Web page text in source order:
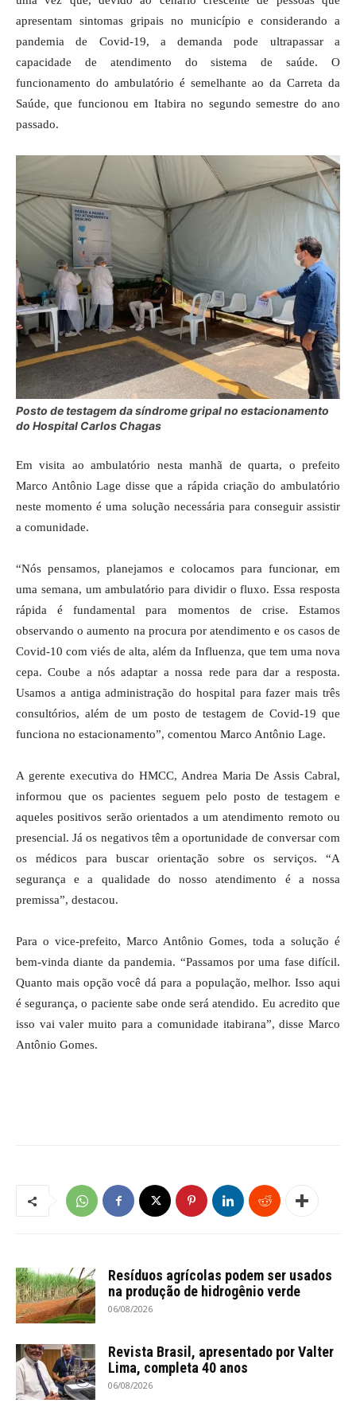
apresentam sintomas gripais no município e considerando a
pandemia de Covid-19, a demanda pode ultrapassar a
capacidade de atendimento do sistema de saúde. O
funcionamento do ambulatório é semelhante ao da Carreta da
Saúde, que funcionou em Itabira no segundo semestre do ano
passado.
Posto de testagem da síndrome gripal no estacionamento
do Hospital Carlos Chagas
Em visita ao ambulatório nesta manhã de quarta, o prefeito
Marco Antônio Lage disse que a rápida criação do ambulatório
neste momento é uma solução necessária para conseguir assistir
a comunidade.
“Nós pensamos, planejamos e colocamos para funcionar, em
uma semana, um ambulatório para dividir o fluxo. Essa resposta
rápida é fundamental para momentos de crise. Estamos
observando o aumento na procura por atendimento e os casos de
Covid-10 com viés de alta, além da Influenza, que tem uma nova
cepa. Coube a nós adaptar a nossa rede para dar a resposta.
Usamos a antiga administração do hospital para fazer mais três
consultórios, além de um posto de testagem de Covid-19 que
funciona no estacionamento”, comentou Marco Antônio Lage.
A gerente executiva do HMCC, Andrea Maria De Assis Cabral,
informou que os pacientes seguem pelo posto de testagem e
aqueles positivos serão orientados a um atendimento remoto ou
presencial. Já os negativos têm a oportunidade de conversar com
os médicos para buscar orientação sobre os serviços. “A
segurança e a qualidade do nosso atendimento é a nossa
premissa”, destacou.
Para o vice-prefeito, Marco Antônio Gomes, toda a solução é
bem-vinda diante da pandemia. “Passamos por uma fase difícil.
Quanto mais opção você dá para a população, melhor. Isso aqui
é segurança, o paciente sabe onde será atendido. Eu acredito que
isso vai valer muito para a comunidade itabirana”, disse Marco
Antônio Gomes.
Resíduos agrícolas podem ser usados
na produção de hidrogênio verde
06/08/2026
Revista Brasil, apresentado por Valter
Lima, completa 40 anos
06/08/2026